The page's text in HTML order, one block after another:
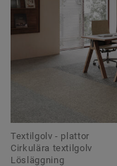
Textilgolv - plattor
Cirkulära textilgolv
Lösläggning